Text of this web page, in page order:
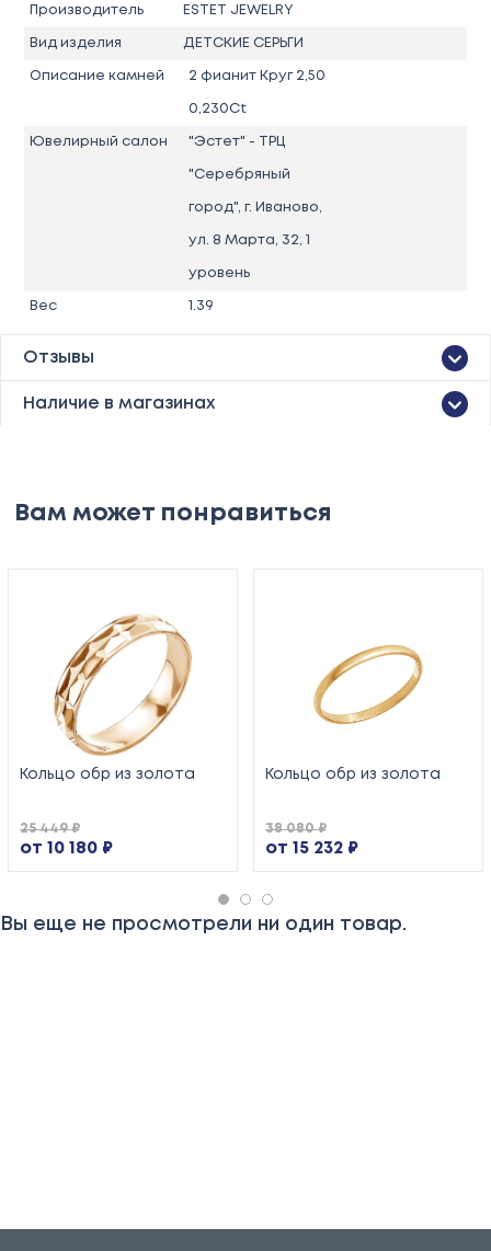
Производитель ESTET JEWELRY
Вид изделия ДЕТСКИЕ СЕРЬГИ
Описание камней 2 фианит Круг 2,50
0,230Ct
Ювелирный салон "Эстет" - ТРЦ
"Серебряный
город", г. Иваново,
ул. 8 Марта, 32, 1
уровень
Вес 1.39
Отзывы
Наличие в магазинах
Вам может понравиться
Кольцо обр из золота
от 10 180 ₽
25 449 ₽
Кольцо обр из золота
от 15 232 ₽
38 080 ₽
Вы еще не просмотрели ни один товар.